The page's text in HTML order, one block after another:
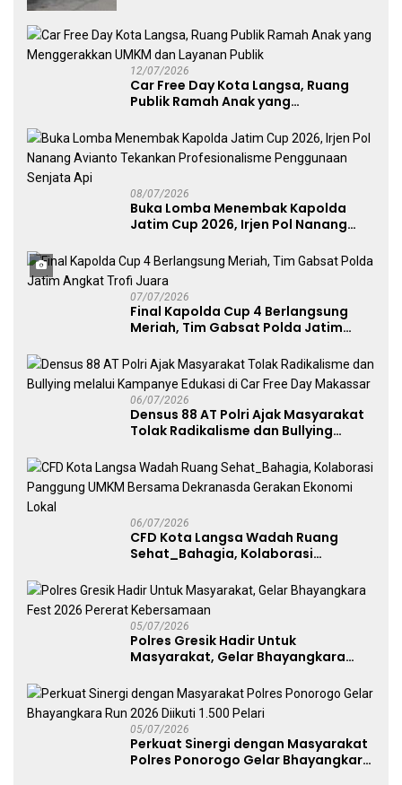
12/07/2026
Car Free Day Kota Langsa, Ruang
Publik Ramah Anak yang
Publik
08/07/2026
Buka Lomba Menembak Kapolda
Jatim Cup 2026, Irjen Pol Nanang
Penggunaan Senjata Api
07/07/2026
Final Kapolda Cup 4 Berlangsung
Meriah, Tim Gabsat Polda Jatim
06/07/2026
Densus 88 AT Polri Ajak Masyarakat
Tolak Radikalisme dan Bullying
Free Day Makassar
06/07/2026
CFD Kota Langsa Wadah Ruang
Sehat_Bahagia, Kolaborasi
Dekranasda Gerakan Ekonomi Lokal
05/07/2026
Polres Gresik Hadir Untuk
Masyarakat, Gelar Bhayangkara
05/07/2026
Perkuat Sinergi dengan Masyarakat
Polres Ponorogo Gelar Bhayangkara